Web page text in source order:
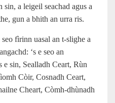
a leigeil seachad agus a
gun a bhith an urra ris.
fìrinn uasal an t‑slighe a
‘s e seo an
e sin, Sealladh Ceart, Rùn
Còir, Cosnadh Ceart,
Cheart, Còmh‑dhùnadh